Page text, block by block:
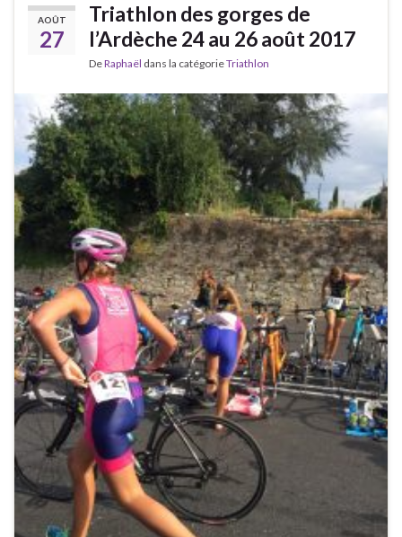
AOÛT
27
Triathlon des gorges de
l’Ardèche 24 au 26 août 2017
DeRaphaël dans la catégorieTriathlon